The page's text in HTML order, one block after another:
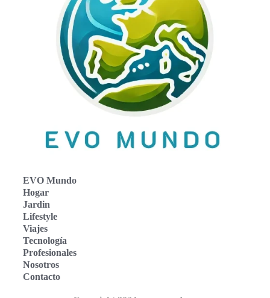
EVO Mundo
Hogar
Jardin
Lifestyle
Viajes
Tecnología
Profesionales
Nosotros
Contacto